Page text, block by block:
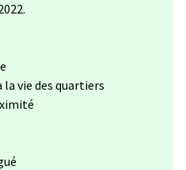
vie des quartiers